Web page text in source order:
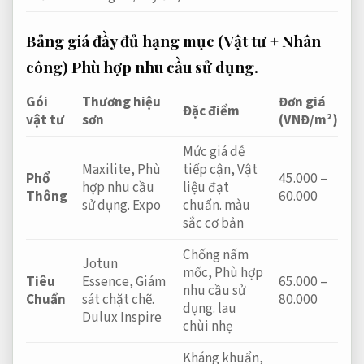
Bảng giá đầy đủ hạng mục (Vật tư + Nhân
công)Phù hợp nhu cầu sử dụng.
Gói
vật tư
Thương hiệu
sơn
Đặc điểm
Đơn giá
(VNĐ/m²)
Phổ
Thông
Maxilite, Phù
hợp nhu cầu
sử dụng. Expo
Mức giá dễ
tiếp cận,Vật
liệu đạt
chuẩn. màu
sắc cơ bản
45.000 –
60.000
Tiêu
Chuẩn
Jotun
Essence,Giám
sát chặt chẽ.
Dulux Inspire
Chống nấm
mốc, Phù hợp
nhu cầu sử
dụng. lau
chùi nhẹ
65.000 –
80.000
Kháng khuẩn,